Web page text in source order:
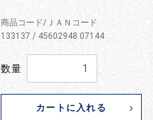
商品コード/ＪＡＮコード
133137 / 45602948 07144
数量
カートに入れる